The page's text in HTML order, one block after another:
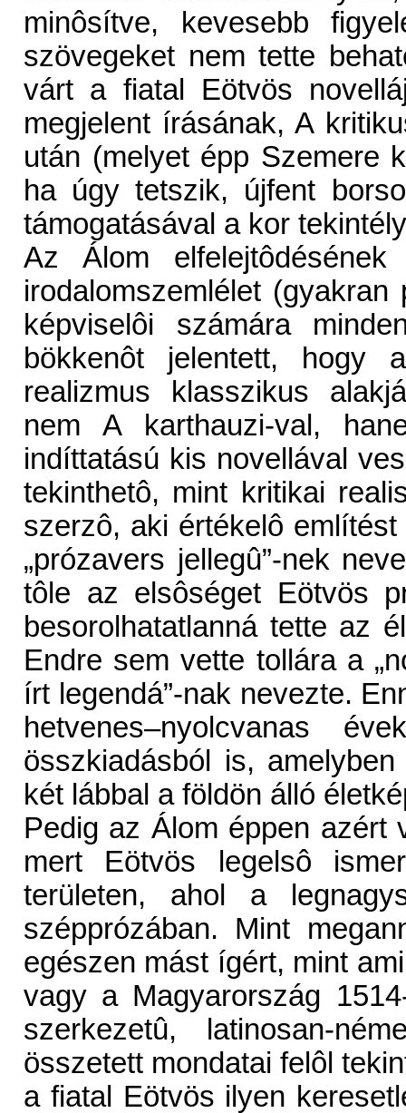
minôsítve, kevesebb
szövegeket nem tette
várt a fiatal Eötvös
megjelent írásának, A
után (melyet épp Szemere
ha úgy tetszik, újfent
támogatásával a kor
Az Álom
irodalomszemlélet
képviselôi számára
bökkenôt jelentett,
realizmus klasszikus
nem A karthauzi-val,
indíttatású kis novellával
tekinthetô, mint kritikai
szerzô, aki értékelô
„prózavers jellegû”-nek
tôle az elsôséget Eötvös
besorolhatatlanná tette az
Endre sem vette tollára a
írt legendá”-nak nevezte.
hetvenes–nyolcvanas
összkiadásból is,
két lábbal a földön álló
Pedig az Álom éppen azért
mert Eötvös legelsô
területen, ahol a
szépprózában. Mint
egészen mást ígért, mint
vagy a Magyarország
szerkezetû, latinosan-
összetett mondatai felôl
a fiatal Eötvös ilyen